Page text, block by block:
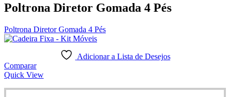
Poltrona Diretor Gomada 4 Pés
Poltrona Diretor Gomada 4 Pés
Adicionar a Lista de Desejos
Comparar
Quick View